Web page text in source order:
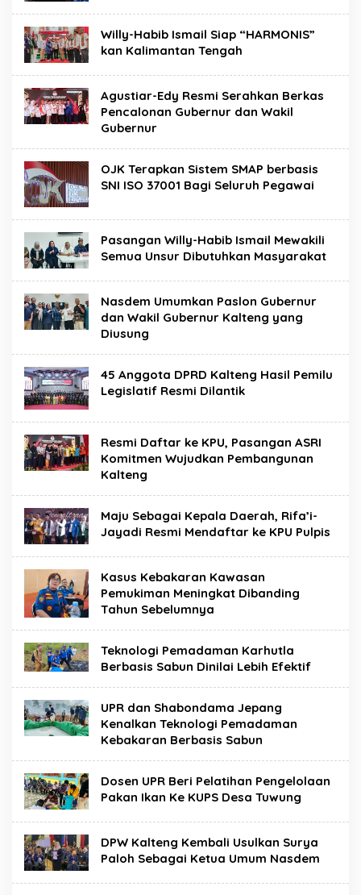
Willy-Habib Ismail Siap “HARMONIS”
kan Kalimantan Tengah
Agustiar-Edy Resmi Serahkan Berkas
Pencalonan Gubernur dan Wakil
Gubernur
OJK Terapkan Sistem SMAP berbasis
SNI ISO 37001 Bagi Seluruh Pegawai
Pasangan Willy-Habib Ismail Mewakili
Semua Unsur Dibutuhkan Masyarakat
Nasdem Umumkan Paslon Gubernur
dan Wakil Gubernur Kalteng yang
Diusung
45 Anggota DPRD Kalteng Hasil Pemilu
Legislatif Resmi Dilantik
Resmi Daftar ke KPU, Pasangan ASRI
Komitmen Wujudkan Pembangunan
Kalteng
Maju Sebagai Kepala Daerah, Rifa’i-
Jayadi Resmi Mendaftar ke KPU Pulpis
Kasus Kebakaran Kawasan
Pemukiman Meningkat Dibanding
Tahun Sebelumnya
Teknologi Pemadaman Karhutla
Berbasis Sabun Dinilai Lebih Efektif
UPR dan Shabondama Jepang
Kenalkan Teknologi Pemadaman
Kebakaran Berbasis Sabun
Dosen UPR Beri Pelatihan Pengelolaan
Pakan Ikan Ke KUPS Desa Tuwung
DPW Kalteng Kembali Usulkan Surya
Paloh Sebagai Ketua Umum Nasdem